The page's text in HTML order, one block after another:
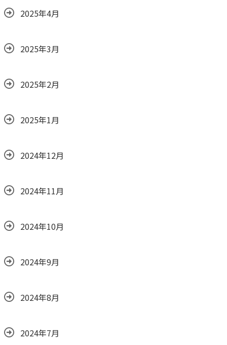
2025年4月
2025年3月
2025年2月
2025年1月
2024年12月
2024年11月
2024年10月
2024年9月
2024年8月
2024年7月